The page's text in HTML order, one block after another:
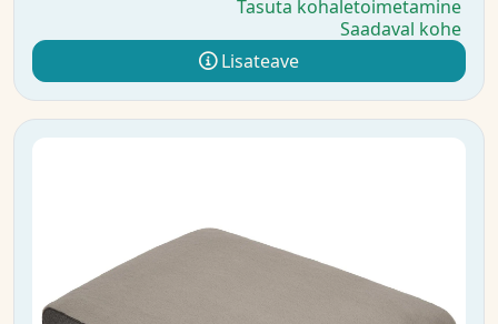
Tasuta kohaletoimetamine
Saadaval kohe
Lisateave